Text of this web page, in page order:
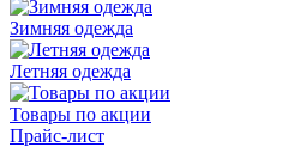
Зимняя одежда
Летняя одежда
Товары по акции
Прайс-лист